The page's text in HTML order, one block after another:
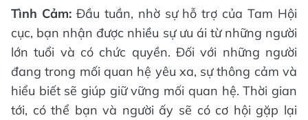
Tình Cảm:Đầu tuần, nhờ sự hỗ trợ của Tam Hội
cục, bạn nhận được nhiều sự ưu ái từ những người
lớn tuổi và có chức quyền. Đối với những người
đang trong mối quan hệ yêu xa, sự thông cảm và
hiểu biết sẽ giúp giữ vững mối quan hệ. Thời gian
tới, có thể bạn và người ấy sẽ có cơ hội gặp lại